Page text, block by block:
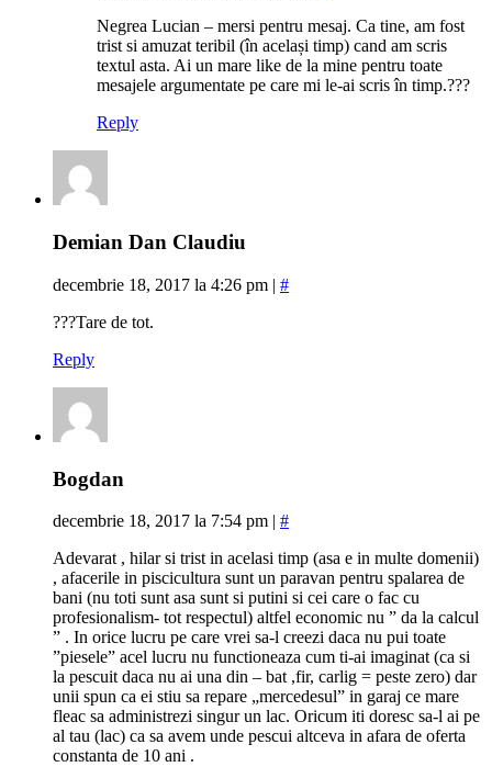
Negrea Lucian – mersi pentru mesaj. Ca tine, am fost
trist si amuzat teribil (în același timp) cand am scris
textul asta. Ai un mare like de la mine pentru toate
mesajele argumentate pe care mi le-ai scris în timp.???
Reply
Demian Dan Claudiu
decembrie 18, 2017 la 4:26 pm | #
???Tare de tot.
Reply
Bogdan
decembrie 18, 2017 la 7:54 pm | #
Adevarat , hilar si trist in acelasi timp (asa e in multe domenii)
, afacerile in piscicultura sunt un paravan pentru spalarea de
bani (nu toti sunt asa sunt si putini si cei care o fac cu
profesionalism- tot respectul) altfel economic nu ” da la calcul
” . In orice lucru pe care vrei sa-l creezi daca nu pui toate
”piesele” acel lucru nu functioneaza cum ti-ai imaginat (ca si
la pescuit daca nu ai una din – bat ,fir, carlig = peste zero) dar
unii spun ca ei stiu sa repare „mercedesul” in garaj ce mare
fleac sa administrezi singur un lac. Oricum iti doresc sa-l ai pe
al tau (lac) ca sa avem unde pescui altceva in afara de oferta
constanta de 10 ani .